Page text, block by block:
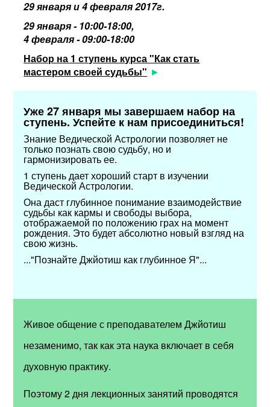
29 января и 4 февраля 2017г.
29 января - 10:00-18:00,
4 февраля - 09:00-18:00
Набор на 1 ступень курса "Как стать
мастером своей судьбы"
Уже 27 января мы завершаем набор на
ступень. Успейте к нам присоединиться!
Знание Ведической Астрологии позволяет не
только познать свою судьбу, но и
гармонизировать ее.
1 ступень дает хороший старт в изучении
Ведической Астрологии.
Она даст глубинное понимание взаимодействие
судьбы как кармы и свободы выбора,
отображаемой по положению грах на момент
рождения. Это будет абсолютно новый взгляд на
свою жизнь.
..."Познайте Джйотиш как глубинное Я"...
Живое общение с преподавателем Джйотиш
незаменимо, так как эта наука включает в себя
духовную практику.
Поэтому 2 днялекционных занятий проводятся